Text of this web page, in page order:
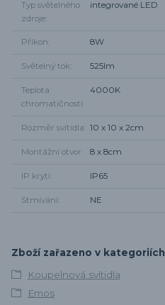
Typ světelného
zdroje
integrované LED
Příkon 8W
Světelný tok 525lm
Teplota
chromatičnosti
4000K
Rozměr svítidla 10 x 10 x 2cm
Montážní otvor 8 x 8cm
IP krytí IP65
Stmívání NE
Zboží zařazeno v kategoriích
Koupelnová svítidla
Emos